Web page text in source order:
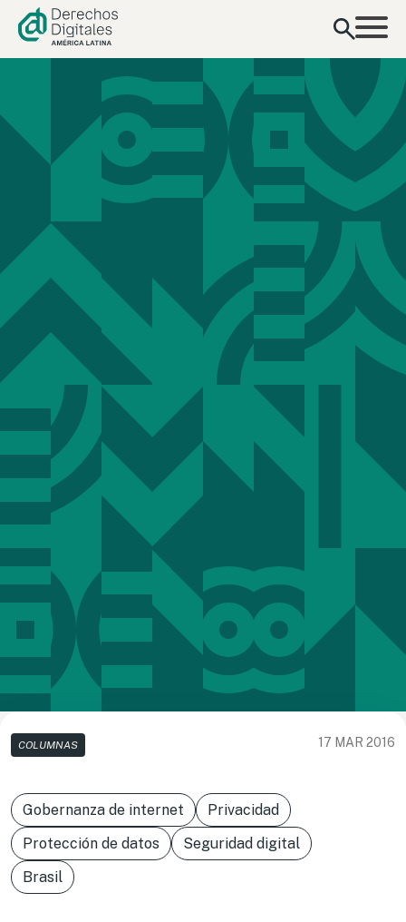
contenido
COLUMNAS 17 MAR 2016
Gobernanza de internet
Privacidad
Protección de datos
Seguridad digital
Brasil